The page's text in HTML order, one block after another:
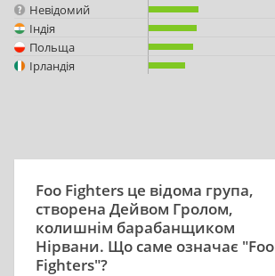
Невідомий
Індія
Польща
Ірландія
Foo Fighters це відома група,
створена Дейвом Гролом,
колишнім барабанщиком
Нірвани. Що саме означає "Foo
Fighters"?